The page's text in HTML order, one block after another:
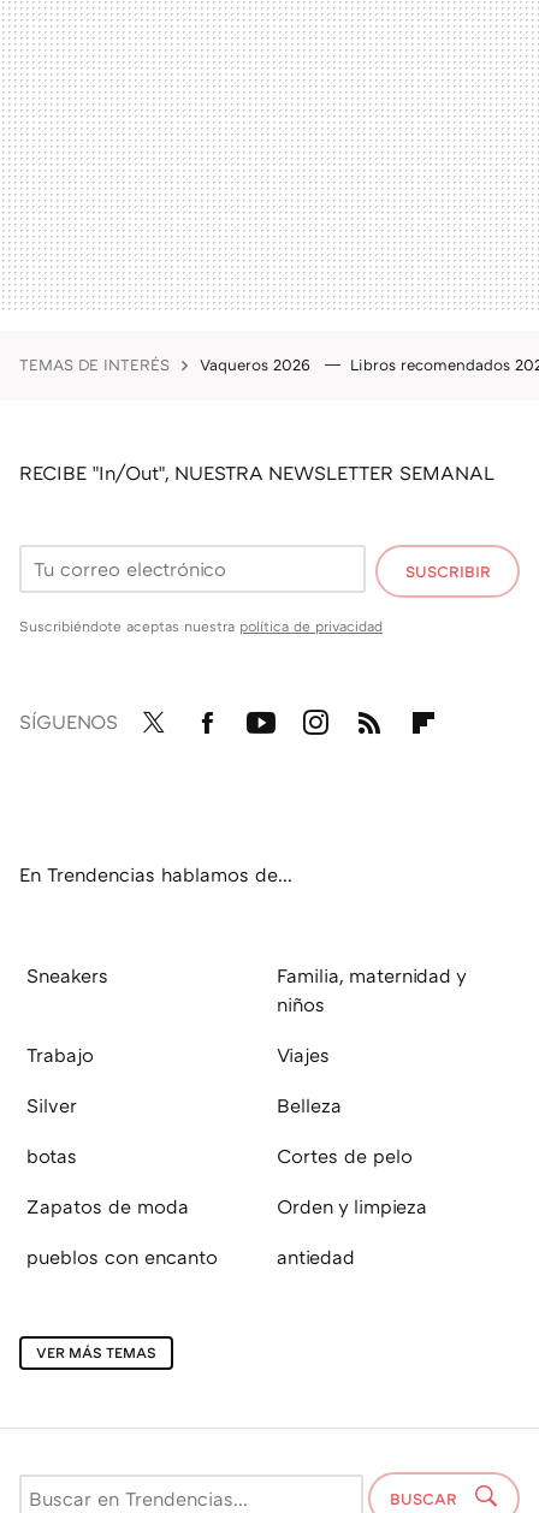
TEMAS DE INTERÉS Vaqueros 2026 Libros recomendados
RECIBE "In/Out", NUESTRA NEWSLETTER SEMANAL
SUSCRIBIR
Suscribiéndote aceptas nuestra política de privacidad
SÍGUENOS
En Trendencias hablamos de...
Sneakers
Familia, maternidad y
niños
Trabajo Viajes
Silver Belleza
botas Cortes de pelo
Zapatos de moda Orden y limpieza
pueblos con encanto antiedad
VER MÁS TEMAS
BUSCAR